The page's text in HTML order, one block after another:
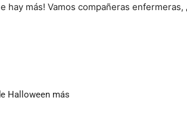
hay más! Vamos compañeras enfermeras,
Halloween más